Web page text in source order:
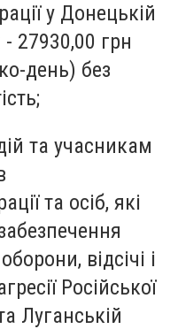
у Донецькій
27930,00 грн
день) без
та учасникам
та осіб, які
відсічі і
Російської
Луганській